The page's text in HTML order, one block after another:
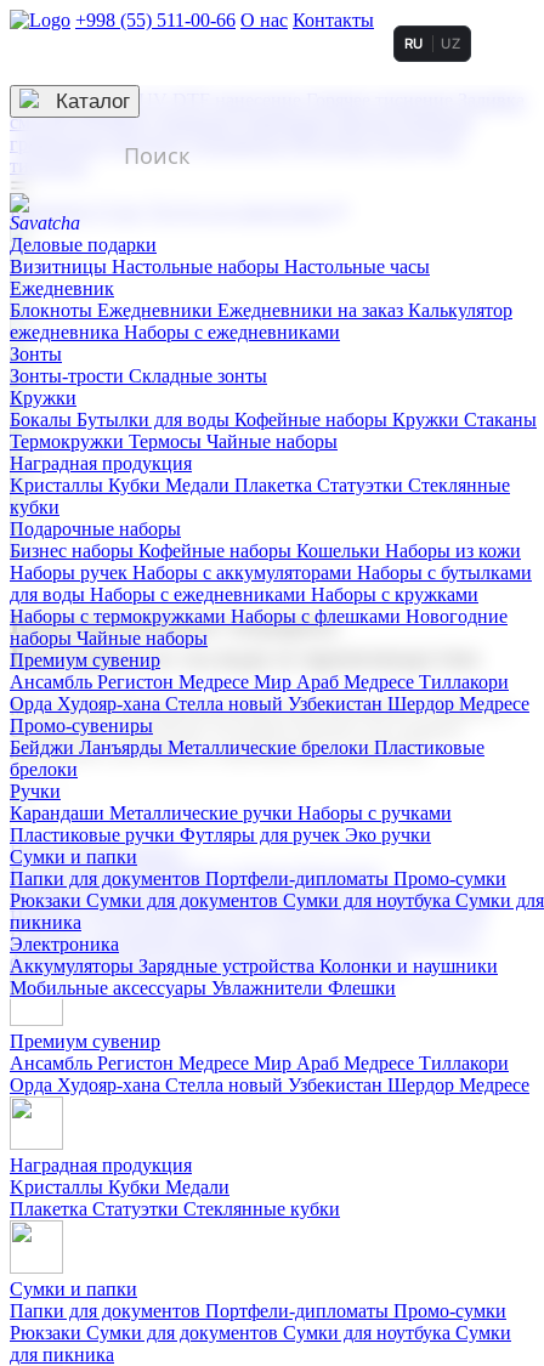
+998 (55) 511-00-66 О нас Контакты
3D гравировка
смолой (Doming)
гравировка твердая
тиснение
RU UZ
☰
Контакты
Каталог
Деловые подарки
Визитницы Настольные наборы Настольные часы
Ежедневник
Блокноты Ежедневники Ежедневники на заказ Калькулятор
ежедневника Наборы с ежедневниками
Зонты
Зонты-трости Складные зонты
Кружки
Бокалы Бутылки для воды Кофейные наборы Кружки Стаканы
Термокружки Термосы Чайные наборы
Наградная продукция
Kристаллы Кубки Медали Плакетка Статуэтки Стеклянные
кубки
Подарочные наборы
Бизнес наборы Кофейные наборы Кошельки Наборы из кожи
Наборы ручек Наборы с аккумуляторами Наборы с бутылками
для воды Наборы с ежедневниками Наборы с кружками
Наборы с термокружками Наборы с флешками Новогодние
наборы Чайные наборы
Премиум сувенир
Ансамбль Регистон Медресе Мир Араб Медресе Тиллакори
Орда Худояр-хана Стелла новый Узбекистан Шердор Медресе
Промо-сувениры
Бейджи Ланъярды Металлические брелоки Пластиковые
брелоки
Ручки
Карандаши Металлические ручки Наборы с ручками
Пластиковые ручки Футляры для ручек Эко ручки
Сумки и папки
Папки для документов Портфели-дипломаты Промо-сумки
Рюкзаки Сумки для документов Сумки для ноутбука Сумки для
пикника
Электроника
Аккумуляторы Зарядные устройства Колонки и наушники
Мобильные аксессуары Увлажнители Флешки
Корпоративные подарки
Поставка со склада и производство
Мы предлагаем широкий выбор корпоративных подарков и
сувениров с логотипом. В нашем каталоге вы найдете
продукцию для бизнеса, мероприятия и клиентов.
Подарочные наборы
Бизнес наборыКофейные наборы Кошельки
Наборы из кожиНаборы ручекНаборы с аккумуляторами
Наборы с бутылками для воды
Наборы с ежедневниками
Наборы с кружками
флешкамиНовогодние наборыЧайные наборы
Премиум сувенир
Ансамбль Регистон Медресе Мир Араб Медресе Тиллакори
Орда Худояр-хана Стелла новый Узбекистан Шердор Медресе
Наградная продукция
Kристаллы Кубки Медали
Плакетка Статуэтки Стеклянные кубки
Сумки и папки
Папки для документов Портфели-дипломаты Промо-сумки
Рюкзаки Сумки для документов Сумки для ноутбука Сумки
для пикника